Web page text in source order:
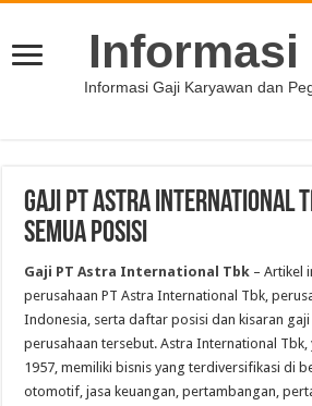
Informasi
Informasi Gaji Karyawan dan
Gaji PT Astra International
Semua Posisi
Gaji PT Astra International Tbk – Artikel
perusahaan PT Astra International Tbk,
Indonesia, serta daftar posisi dan kisaran
perusahaan tersebut. Astra International
1957, memiliki bisnis yang terdiversifikasi di
otomotif, jasa keuangan, pertambangan,